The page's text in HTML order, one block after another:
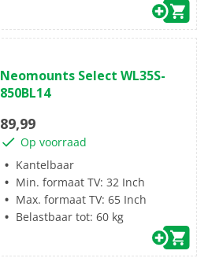
van
de
sterren.
Neomounts Select WL35S-
850BL14
89,99
Op voorraad
Kantelbaar
Min. formaat TV: 32 Inch
Max. formaat TV: 65 Inch
Belastbaar tot: 60 kg